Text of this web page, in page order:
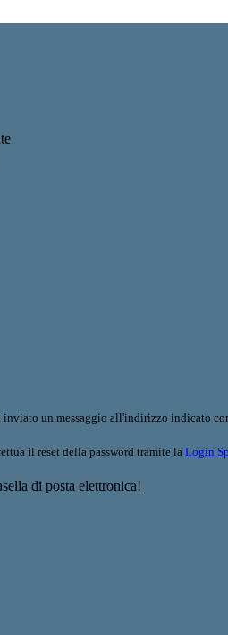
inviato un messaggio all'indirizzo indicato
il reset della password tramite la Login
di posta elettronica!